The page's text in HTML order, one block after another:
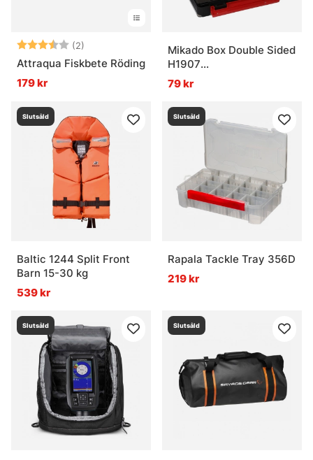
Betyg: (2)
3.5 utav 5 stjärnor
Attraqua Fiskbete Röding
179 kr
Mikado Box Double Sided
H1907
(20,5x14,5x4,2cm)
79 kr
Slutsåld
Baltic 1244 Split Front
Barn 15-30 kg
539 kr
Slutsåld
Rapala Tackle Tray 356D
219 kr
Slutsåld Slutsåld